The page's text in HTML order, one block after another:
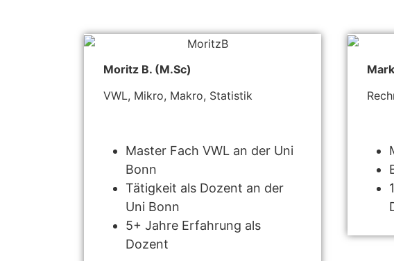
Moritz B. (M.Sc)
VWL, Mikro, Makro, Statistik
Master Fach VWL an der Uni
Bonn
Tätigkeit als Dozent an der
Uni Bonn
5+ Jahre Erfahrung als
Dozent